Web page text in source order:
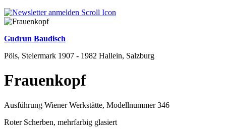
Gudrun Baudisch
Pöls, Steiermark 1907 - 1982 Hallein, Salzburg
Frauenkopf
Ausführung Wiener Werkstätte, Modellnummer 346
Roter Scherben, mehrfarbig glasiert